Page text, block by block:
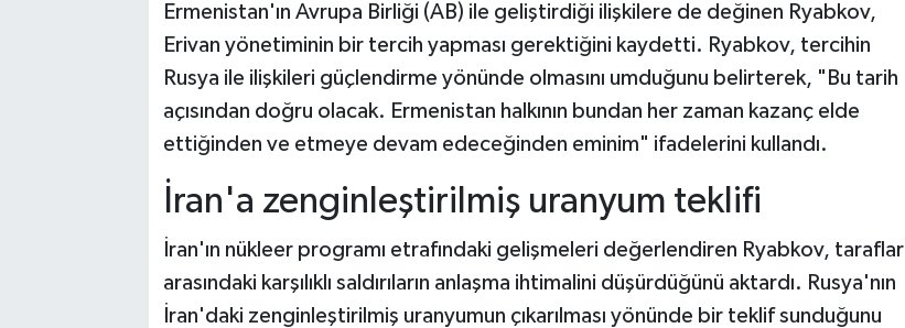
Ermenistan'ın Avrupa Birliği (AB) ile geliştirdiği ilişkilere de değinen Ryabkov,
Erivan yönetiminin bir tercih yapması gerektiğini kaydetti. Ryabkov, tercihin
Rusya ile ilişkileri güçlendirme yönünde olmasını umduğunu belirterek, "Bu tarih
açısından doğru olacak. Ermenistan halkının bundan her zaman kazanç elde
ettiğinden ve etmeye devam edeceğinden eminim" ifadelerini kullandı.
İran'a zenginleştirilmiş uranyum teklifi
İran'ın nükleer programı etrafındaki gelişmeleri değerlendiren Ryabkov, taraflar
arasındaki karşılıklı saldırıların anlaşma ihtimalini düşürdüğünü aktardı. Rusya'nın
İran'daki zenginleştirilmiş uranyumun çıkarılması yönünde bir teklif sunduğunu